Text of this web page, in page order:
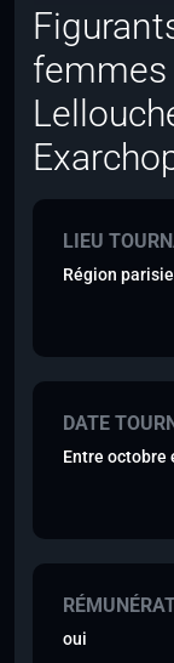
femmes
LIEU
Région
DATE
Entre octobre
oui